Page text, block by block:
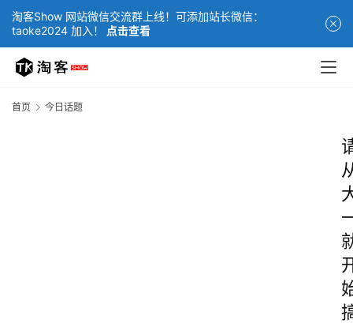
淘客Show 网站微信交流群上线！可添加站长微信：
taoke2024 加入！
点击查看
首页 今日话题